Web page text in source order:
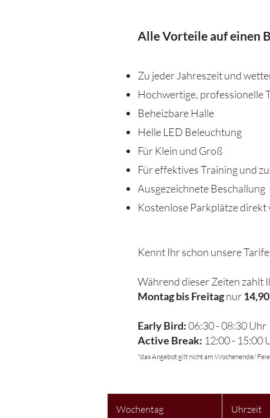
Alle Vorteile auf einen
Zu jeder Jahreszeit und
Hochwertige, professionelle
Beheizbare Halle
Helle LED Beleuchtung
Für Klein und Groß
Für effektives Training und
Ausgezeichnete Beschallung
Kostenlose Parkplätze
Kennt Ihr schon unsere Tarife
Während dieser Zeiten zahlt
Montag bis Freitagnur
Early Bird:06:30 - 08:30 Uhr
Active Break: 12:00 - 15:00
*das Angebot gilt nicht am Wochenende/
Wochentag Uhrzeit